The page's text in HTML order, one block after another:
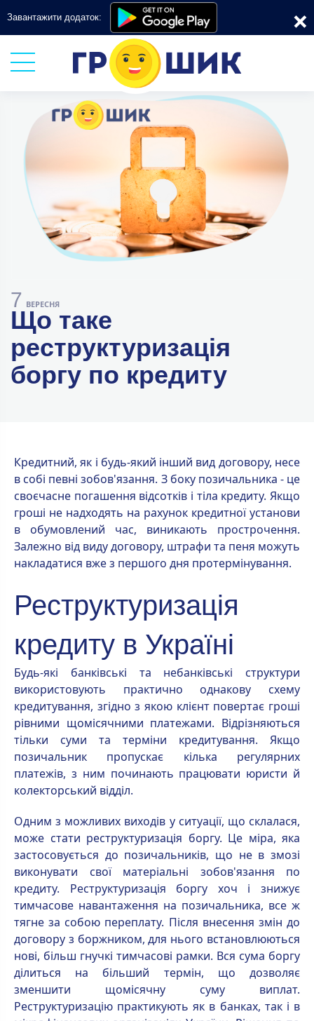
Завантажити додаток: ×
7 ВЕРЕСНЯ
Що таке
реструктуризація
боргу по кредиту
Кредитний, як і будь-який інший вид договору, несе
в собі певні зобов'язання. З боку позичальника - це
своєчасне погашення відсотків і тіла кредиту. Якщо
гроші не надходять на рахунок кредитної установи
в обумовлений час, виникають прострочення.
Залежно від виду договору, штрафи та пеня можуть
накладатися вже з першого дня протермінування.
Реструктуризація
кредиту в Україні
Будь-які банківські та небанківські структури
використовують практично однакову схему
кредитування, згідно з якою клієнт повертає гроші
рівними щомісячними платежами. Відрізняються
тільки суми та терміни кредитування. Якщо
позичальник пропускає кілька регулярних
платежів, з ним починають працювати юристи й
колекторський відділ.
Одним з можливих виходів у ситуації, що склалася,
може стати реструктуризація боргу. Це міра, яка
застосовується до позичальників, що не в змозі
виконувати свої матеріальні зобов'язання по
кредиту. Реструктуризація боргу хоч і знижує
тимчасове навантаження на позичальника, все ж
тягне за собою переплату. Після внесення змін до
договору з боржником, для нього встановлюються
нові, більш гнучкі тимчасові рамки. Вся сума боргу
ділиться на більший термін, що дозволяє
зменшити щомісячну суму виплат.
Реструктуризацію практикують як в банках, так і в